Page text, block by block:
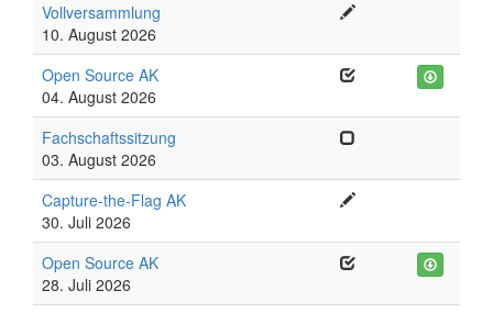
Vollversammlung
10. August 2026
Open Source AK
04. August 2026
Fachschaftssitzung
03. August 2026
Capture-the-Flag AK
30. Juli 2026
Open Source AK
28. Juli 2026